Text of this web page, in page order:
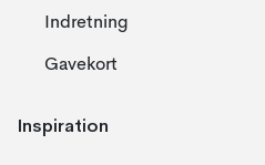
Indretning
Gavekort
Inspiration